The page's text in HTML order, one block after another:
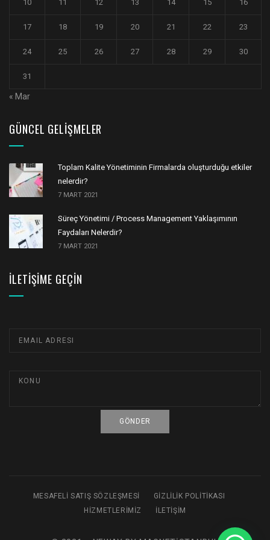
10 11 12 13 14 15 16
17 18 19 20 21 22 23
24 25 26 27 28 29 30
31
« Mar
GÜNCEL GELIŞMELER
Toplam Kalite Yönetiminin Firmalarda oluşturduğu etkiler
nelerdir?
7 MART 2021
Süreç Yönetimi / Process Management Yaklaşımının
Faydaları Nelerdir?
7 MART 2021
İLETIŞIME GEÇIN
MESAFELI SATIŞ SÖZLEŞMESI
GIZLILIK POLITIKASI
HIZMETLERIMIZ
İLETIŞIM